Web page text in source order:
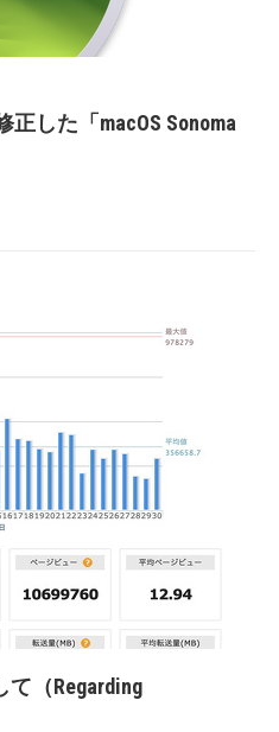
した「macOS Sonoma
て（Regarding